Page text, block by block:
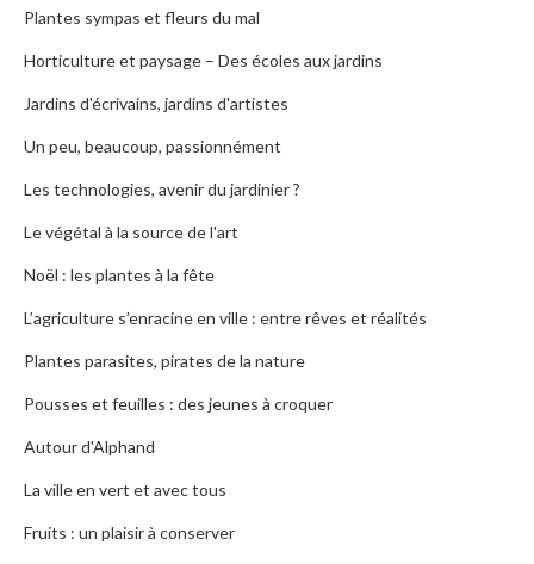
Plantes sympas et fleurs du mal
Horticulture et paysage – Des écoles aux jardins
Jardins d'écrivains, jardins d'artistes
Un peu, beaucoup, passionnément
Les technologies, avenir du jardinier ?
Le végétal à la source de l'art
Noël : les plantes à la fête
L’agriculture s’enracine en ville : entre rêves et réalités
Plantes parasites, pirates de la nature
Pousses et feuilles : des jeunes à croquer
Autour d'Alphand
La ville en vert et avec tous
Fruits : un plaisir à conserver